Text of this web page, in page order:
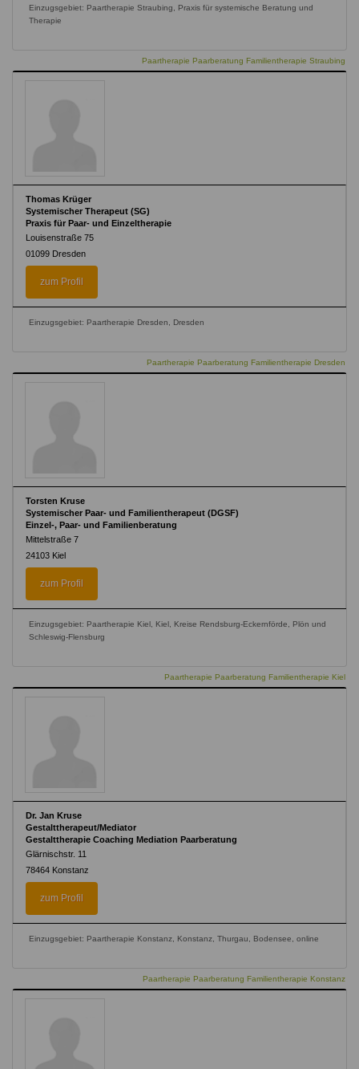
Einzugsgebiet: Paartherapie Straubing, Praxis für systemische Beratung und
Therapie
Paartherapie Paarberatung Familientherapie Straubing
Thomas Krüger
Systemischer Therapeut (SG)
Praxis für Paar- und Einzeltherapie
Louisenstraße 75
01099 Dresden
zum Profil
Einzugsgebiet: Paartherapie Dresden, Dresden
Paartherapie Paarberatung Familientherapie Dresden
Torsten Kruse
Systemischer Paar- und Familientherapeut (DGSF)
Einzel-, Paar- und Familienberatung
Mittelstraße 7
24103 Kiel
zum Profil
Einzugsgebiet: Paartherapie Kiel, Kiel, Kreise Rendsburg-Eckernförde, Plön und
Schleswig-Flensburg
Paartherapie Paarberatung Familientherapie Kiel
Dr. Jan Kruse
Gestalttherapeut/Mediator
Gestalttherapie Coaching Mediation Paarberatung
Glärnischstr. 11
78464 Konstanz
zum Profil
Einzugsgebiet: Paartherapie Konstanz, Konstanz, Thurgau, Bodensee, online
Paartherapie Paarberatung Familientherapie Konstanz